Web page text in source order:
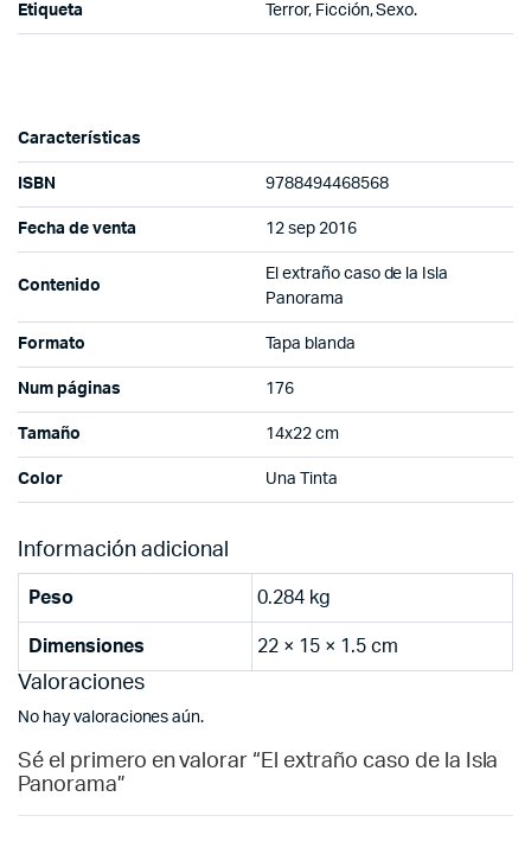
Etiqueta Terror, Ficción, Sexo.
Características
ISBN 9788494468568
Fecha de venta 12 sep 2016
Contenido
El extraño caso de la Isla
Panorama
Formato Tapa blanda
Num páginas 176
Tamaño 14x22 cm
Color Una Tinta
Información adicional
Peso 0.284 kg
Dimensiones 22 × 15 × 1.5 cm
Valoraciones
No hay valoraciones aún.
Sé el primero en valorar “El extraño caso de la Isla
Panorama”